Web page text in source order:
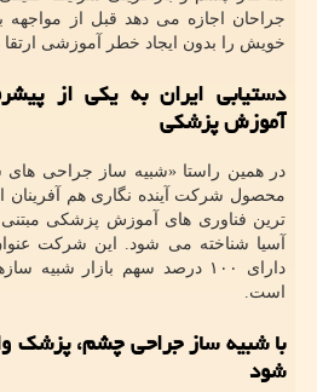
جراحان اجازه می دهد قبل از مواجهه
خویش را بدون ایجاد خطر آموزشی ارتقا
دستیابی ایران به یکی از
آموزش پزشکی
در همین راستا «شبیه ساز جراحی های
محصول شرکت آینده نگاری هم آفرینان
آسیا شناخته می شود. این شرکت
دارای ۱۰۰ درصد سهم بازار
است.
با شبیه ساز جراحی چشم، پزشک
شود